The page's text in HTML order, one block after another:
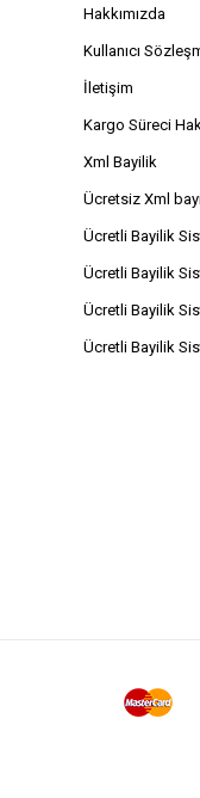
Hakkımızda
Kullanıcı
İletişim
Kargo Süreci
Xml Bayilik
Ücretsiz Xml
Ücretli Bayilik
Ücretli Bayilik
Ücretli Bayilik
Ücretli Bayilik